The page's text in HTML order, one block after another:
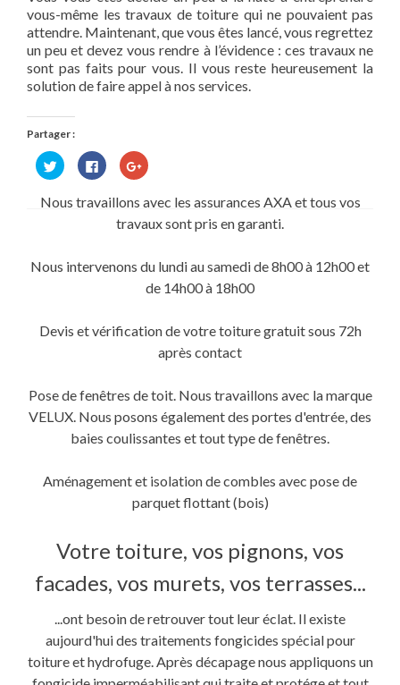
vous-même les travaux de toiture qui ne pouvaient pas
attendre. Maintenant, que vous êtes lancé, vous regrettez
un peu et devez vous rendre à l’évidence : ces travaux ne
sont pas faits pour vous. Il vous reste heureusement la
solution de faire appel à nos services.
Partager :
Cliquez
pour
partager
Twitter(ouvre
Cliquez
pour
partager
sur
Facebook(ouvre
dans
une
Cliquez
pour
Google+
dans
fenêtre)
Nous travaillons avec les assurances AXA et tous vos
travaux sont pris en garanti.
Nous intervenons du lundi au samedi de 8h00 à 12h00 et
de 14h00 à 18h00
Devis et vérification de votre toiture gratuit sous 72h
après contact
Pose de fenêtres de toit. Nous travaillons avec la marque
VELUX. Nous posons également des portes d'entrée, des
baies coulissantes et tout type de fenêtres.
Aménagement et isolation de combles avec pose de
parquet flottant (bois)
Votre toiture, vos pignons, vos
facades, vos murets, vos terrasses...
...ont besoin de retrouver tout leur éclat. Il existe
aujourd'hui des traitements fongicides spécial pour
toiture et hydrofuge. Après décapage nous appliquons un